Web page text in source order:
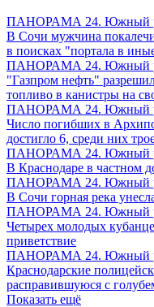
ПАНОРАМА 24. Южный
В Сочи мужчина
в поисках "портала в
ПАНОРАМА 24. Южный
"Газпром нефть"
топливо в канистры на
ПАНОРАМА 24. Южный
Число погибших в
достигло 6, среди них
ПАНОРАМА 24. Южный
В Краснодаре в частном
ПАНОРАМА 24. Южный
В Сочи горная река
ПАНОРАМА 24. Южный
Четырех молодых
приветствие
ПАНОРАМА 24. Южный
Краснодарские
расправившуюся с
Показать ещё